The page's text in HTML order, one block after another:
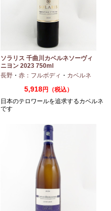
ソラリス 千曲川カベルネソーヴィ
ニヨン 2023 750ml
長野 ・ 赤：フルボディ ・ カベルネ
5,918円（税込）
日本のテロワールを追求するカベルネ
です